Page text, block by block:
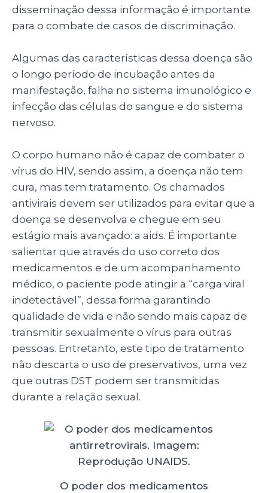
disseminação dessa informação é importante
para o combate de casos de discriminação.
Algumas das características dessa doença são
o longo período de incubação antes da
manifestação, falha no sistema imunológico e
infecção das células do sangue e do sistema
nervoso.
O corpo humano não é capaz de combater o
vírus do HIV, sendo assim, a doença não tem
cura, mas tem tratamento. Os chamados
antivirais devem ser utilizados para evitar que a
doença se desenvolva e chegue em seu
estágio mais avançado: a aids. É importante
salientar que através do uso correto dos
medicamentos e de um acompanhamento
médico, o paciente pode atingir a “carga viral
indetectável”, dessa forma garantindo
qualidade de vida e não sendo mais capaz de
transmitir sexualmente o vírus para outras
pessoas. Entretanto, este tipo de tratamento
não descarta o uso de preservativos, uma vez
que outras DST podem ser transmitidas
durante a relação sexual.
O poder dos medicamentos